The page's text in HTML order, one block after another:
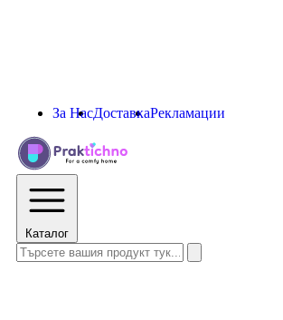
За НасДоставкаРекламации
Каталог